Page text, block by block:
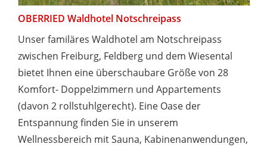
OBERRIED Waldhotel Notschreipass
Unser familäres Waldhotel am Notschreipass
zwischen Freiburg, Feldberg und dem Wiesental
bietet Ihnen eine überschaubare Größe von 28
Komfort- Doppelzimmern und Appartements
(davon 2 rollstuhlgerecht). Eine Oase der
Entspannung finden Sie in unserem
Wellnessbereich mit Sauna, Kabinenanwendungen,